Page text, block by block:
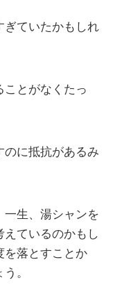
ぎていたかもしれ
ことがなくたっ
のに抵抗があるみ
一生、湯シャンを
えているのかもし
を落とすことか
。